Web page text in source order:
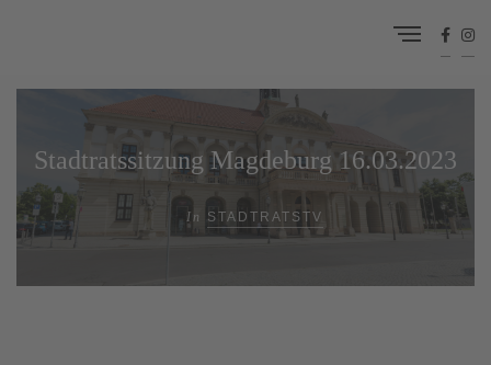
Stadtratssitzung Magdeburg 16.03.2023
In STADTRATSTV